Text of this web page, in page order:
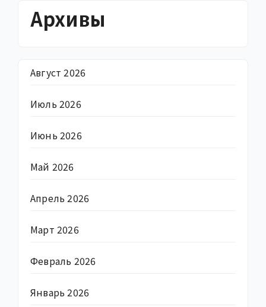
Архивы
Август 2026
Июль 2026
Июнь 2026
Май 2026
Апрель 2026
Март 2026
Февраль 2026
Январь 2026